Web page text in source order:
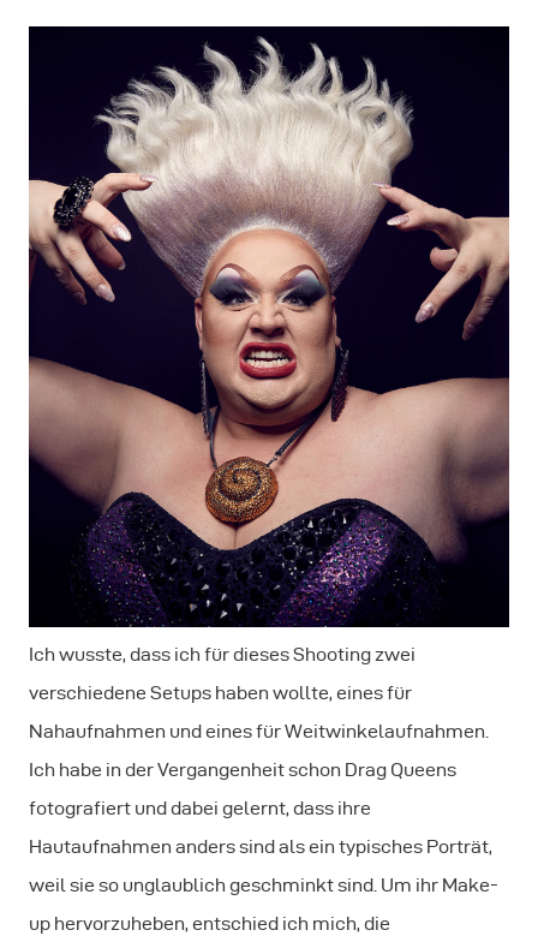
Ich wusste, dass ich für dieses Shooting zwei
verschiedene Setups haben wollte, eines für
Nahaufnahmen und eines für Weitwinkelaufnahmen.
Ich habe in der Vergangenheit schon Drag Queens
fotografiert und dabei gelernt, dass ihre
Hautaufnahmen anders sind als ein typisches Porträt,
weil sie so unglaublich geschminkt sind. Um ihr Make-
up hervorzuheben, entschied ich mich, die